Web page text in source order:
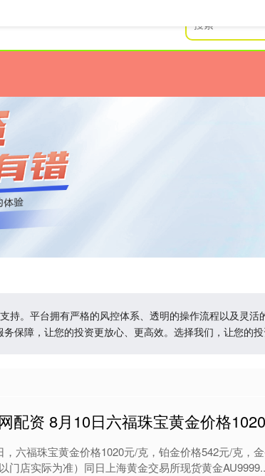
。平台拥有严格的风控体系、透明的操作流程以及灵活
保障，让您的投资更放心、更高效。选择我们，让您的投
配资 8月10日六福珠宝黄金价格
，六福珠宝黄金价格1020元/克，铂金价格542元/克，
门店实际为准）同日上海黄金交易所现货黄金